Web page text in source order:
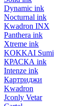
Dynamic ink
Nocturnal ink
Kwadron INX
Panthera ink
Xtreme ink
KOKKAI Sumi
КРАСКА ink
Intenze ink
Картриджи
Kwadron
Jconly Vetar